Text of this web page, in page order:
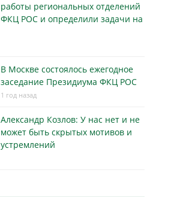
работы региональных отделений
ФКЦ РОС и определили задачи на
В Москве состоялось ежегодное
заседание Президиума ФКЦ РОС
1 год назад
Александр Козлов: У нас нет и не
может быть скрытых мотивов и
устремлений